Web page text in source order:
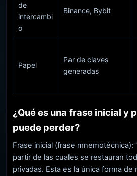
de
intercambi
o
Binance, Bybit
Papel
Par de claves
generadas
¿Qué es una frase inicial y
puede perder?
Frase inicial (frase mnemotécnica):
partir de las cuales se restauran
privadas. Esta es la única forma de